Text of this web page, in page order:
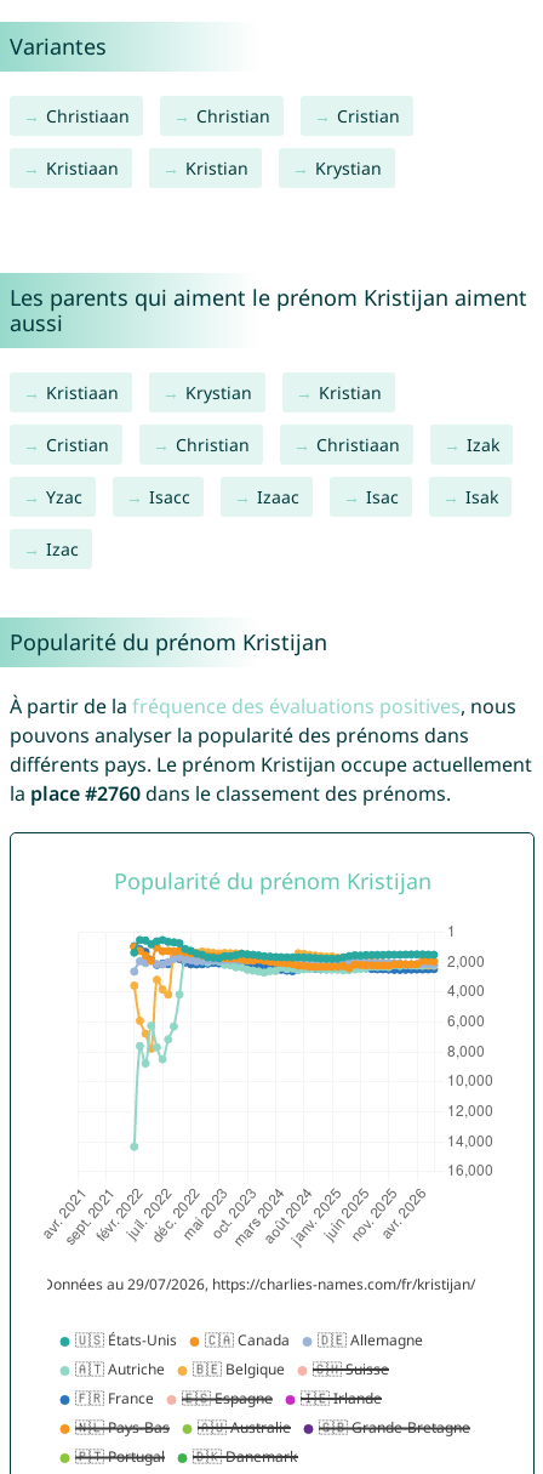
Variantes
Christiaan Christian Cristian
Kristiaan Kristian Krystian
Les parents qui aiment le prénom Kristijan aiment
aussi
Kristiaan Krystian Kristian
Cristian Christian Christiaan Izak
Yzac Isacc Izaac Isac Isak
Izac
Popularité du prénom Kristijan
À partir de la fréquence des évaluations positives, nous
pouvons analyser la popularité des prénoms dans
différents pays. Le prénom Kristijan occupe actuellement
la place #2760dans le classement des prénoms.